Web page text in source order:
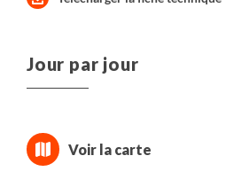
Jour par jour